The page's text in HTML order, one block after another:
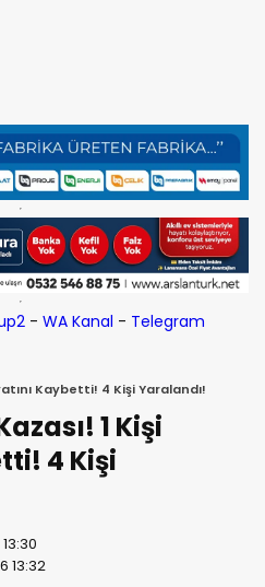
- WA Kanal - Telegram
Kaybetti! 4 Kişi Yaralandı!
1 Kişi
4 Kişi
13:32